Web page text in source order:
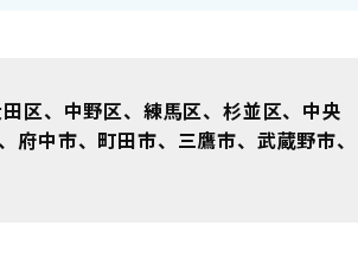
区、中野区、練馬区、杉並区、中央
中市、町田市、三鷹市、武蔵野市、